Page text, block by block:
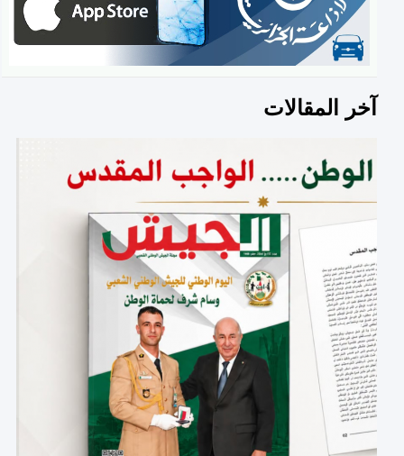
آخر المقالات